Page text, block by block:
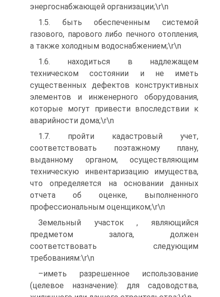
энергоснабжающей организации;\r\n
1.5. быть обеспеченным системой
газового, парового либо печного отопления,
а также холодным водоснабжением;\r\n
1.6. находиться в надлежащем
техническом состоянии и не иметь
существенных дефектов конструктивных
элементов и инженерного оборудования,
которые могут привести впоследствии к
аварийности дома;\r\n
1.7. пройти кадастровый учет,
соответствовать поэтажному плану,
выданному органом, осуществляющим
техническую инвентаризацию имущества,
что определяется на основании данных
отчета об оценке, выполненного
профессиональным оценщиком;\r\n
Земельный участок , являющийся
предметом залога, должен
соответствовать следующим
требованиям:\r\n
–иметь разрешенное использование
(целевое назначение): для садоводства,